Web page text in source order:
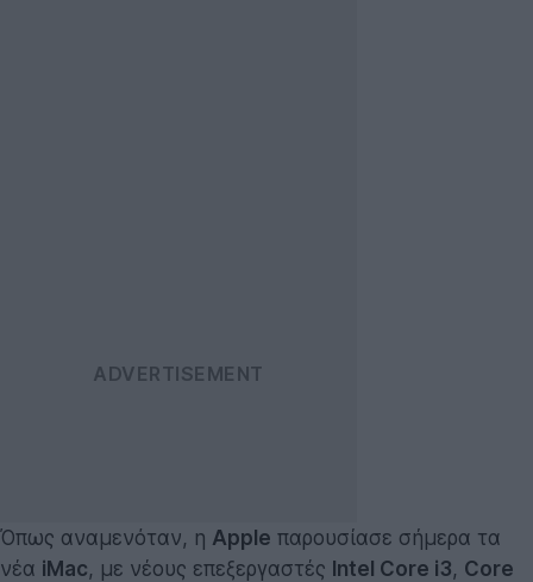
Όπως αναμενόταν, η Apple παρουσίασε σήμερα τα
νέα iMac, με νέους επεξεργαστές Intel Core i3, Core